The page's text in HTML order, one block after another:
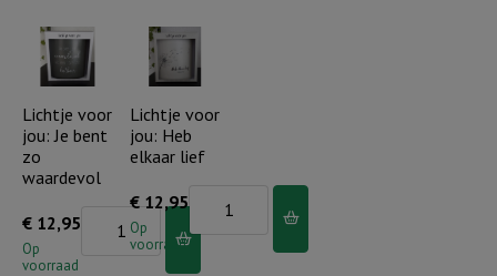
schuil
ik
dan
de
blauwe
luchten
aantal
Lichtje voor
jou: Je bent
zo
waardevol
€ 12,95
Op
voorraad
Lichtje voor
jou: Heb
elkaar lief
€ 12,95
Op
voorraad
voor